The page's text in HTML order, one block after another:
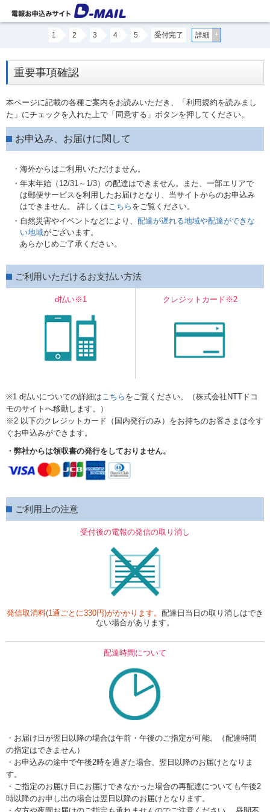
1 2 3 4 5 受付完了 詳細 +
重要事項確認
本ページに記載の各種ご案内をお読みいただき、「利用規約を読みまし
た」にチェックを入れた上で「同意する」ボタンを押してください。
お申込み、お届けに関して
・海外からはご利用いただけません。
・年末年始（12/31～1/3）の配達はできません。また、一部エリアで
は郵便サービスを利用したお届けとなり、当サイトからのお申込み
はできません。 詳しくはこちら をご覧ください。
・自然災害やイベントなどにより、 配達が遅れる地域や配達ができな
い地域がございます。
あらかじめご了承ください。
ご利用いただけるお支払い方法
d払い※1 クレジットカード※2
※1 d払いについての詳細はこちら をご覧ください。（株式会社NTTドコ
モのサイトへ移動します。）
※2 以下のクレジットカード（国内発行のみ）をお持ちのお客さまは今す
ぐお申込みができます。
・弊社からは領収書の発行をしておりません。
ご利用上の注意
受付後の電報の発信の取り消し
発信取消料(1通ごとに330円)がかかります。 配達日当日の取り消しはでき
ない場合があります。
配達時間について
・お届け日が翌日以降の場合は午前・午後のご指定が可能。（配達時間
の指定はできません）
・お申込みの途中で午後2時を過ぎた場合、翌日以降のお届けとなりま
す。
・ご指定のお届け日にお届けできなかった場合の再配達についても午後2
時以降のお申し出の場合は翌日以降のお届けとなります。